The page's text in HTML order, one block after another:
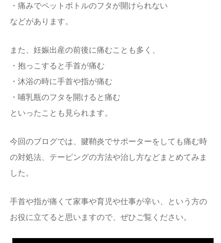
・痛みでペットボトルのフタが開けられない
などがあります。
また、妊娠出産の前後に痛むことも多く、
・抱っこすると手首が痛む
・沐浴の時に手首や指が痛む
・哺乳瓶のフタを開けると痛む
といったことも見られます。
今回のブログでは、腱鞘炎でサポーターをしても痛む時
の対処法、テーピングの方法や治し方などまとめてみま
した。
手首や指が痛くて家事や育児や仕事が辛い、という方の
お役に立てると思いますので、ぜひご覧ください。